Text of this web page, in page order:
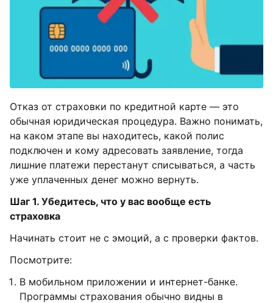
Отказ от страховки по кредитной карте — это
обычная юридическая процедура. Важно понимать,
на каком этапе вы находитесь, какой полис
подключен и кому адресовать заявление, тогда
лишние платежи перестанут списываться, а часть
уже уплаченных денег можно вернуть.
Шаг 1. Убедитесь, что у вас вообще есть
страховка
Начинать стоит не с эмоций, а с проверки фактов.
Посмотрите:
В мобильном приложении и интернет-банке.
Программы страхования обычно видны в